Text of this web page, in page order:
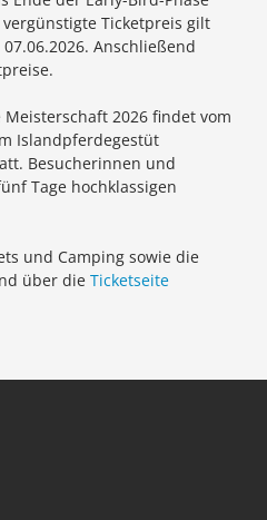
Ticketpreis gilt
Anschließend
2026 findet vom
Islandpferdegestüt
Besucherinnen und
Tage hochklassigen
und Camping sowie die
über die Ticketseite